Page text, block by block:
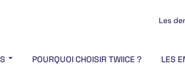
Les
POURQUOI CHOISIR TWIICE ? LES